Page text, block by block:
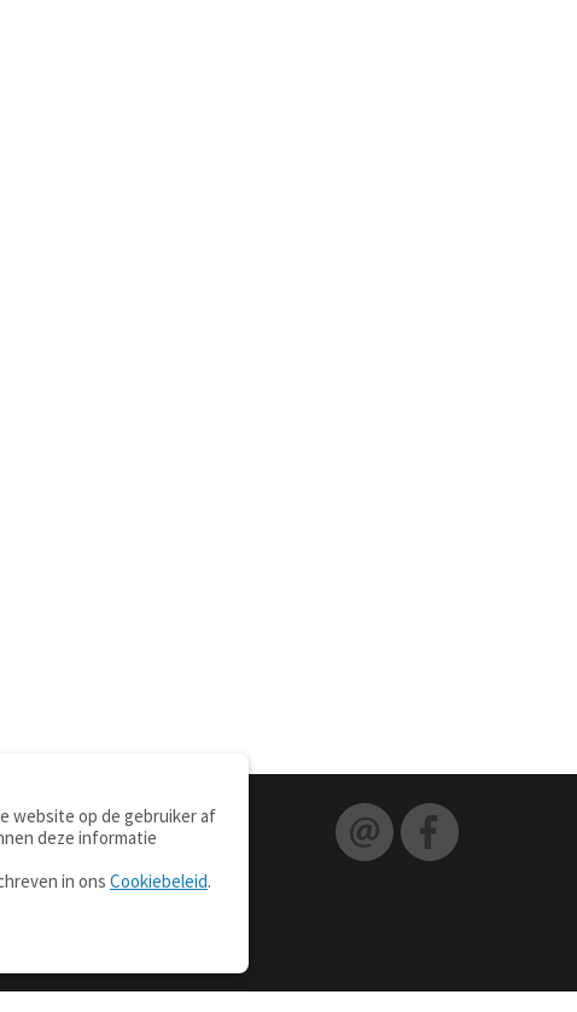
website op de gebruiker af
deze informatie
in ons Cookiebeleid.